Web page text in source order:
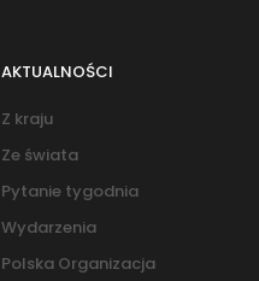
AKTUALNOŚCI
Z kraju
Ze świata
Pytanie tygodnia
Wydarzenia
Polska Organizacja